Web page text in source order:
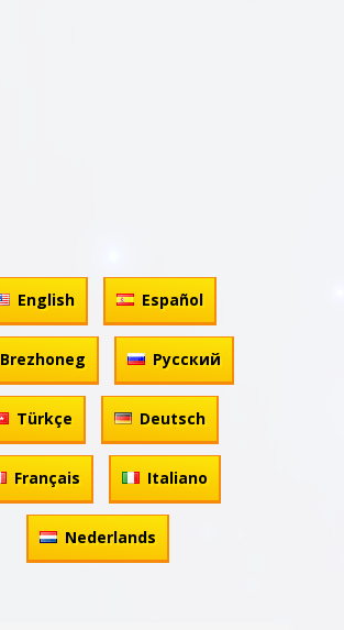
English Español
Brezhoneg Русский
Türkçe Deutsch
Français Italiano
Nederlands